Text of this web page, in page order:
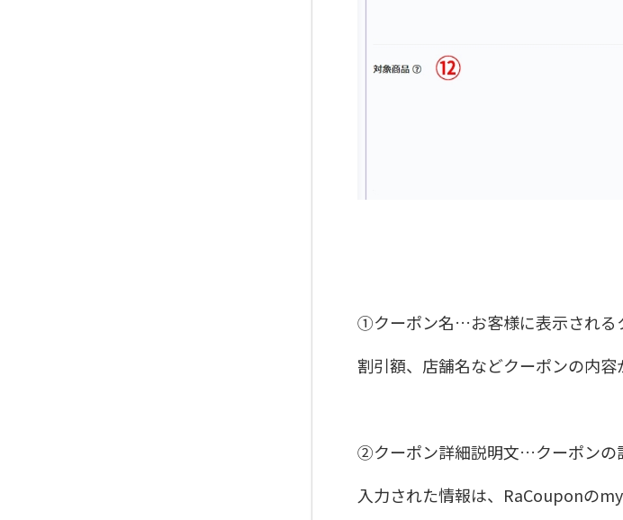
①クーポン名…お客様に表示される
割引額、店舗名などクーポンの内容
②クーポン詳細説明文…クーポンの
入力された情報は、RaCouponの